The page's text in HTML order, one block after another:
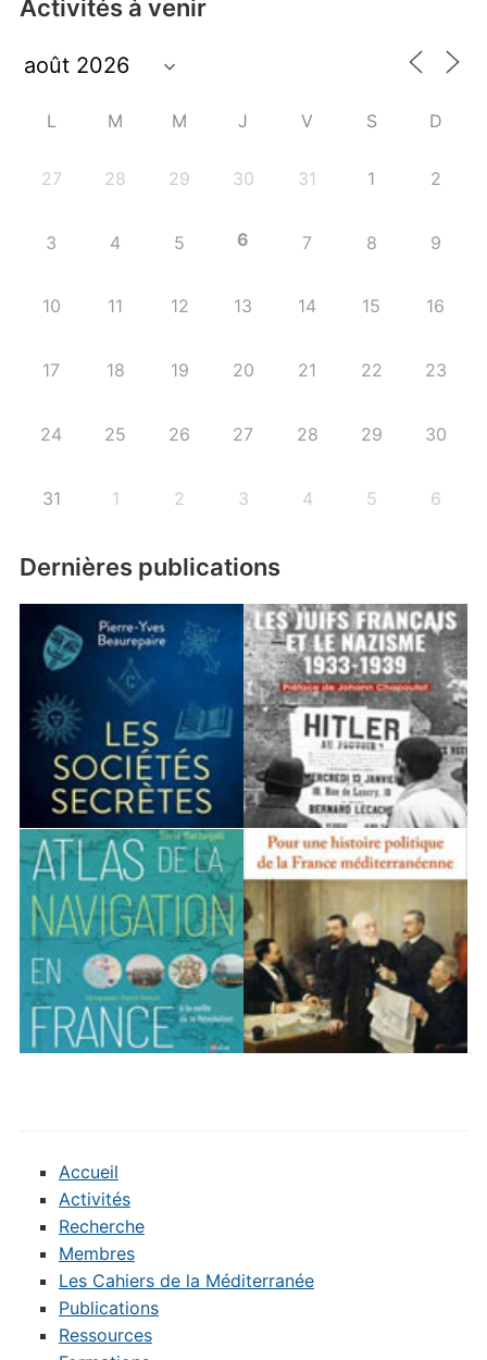
Activités à venir
L M M J V S D
27 28 29 30 31 1 2
3 4 5 6 7 8 9
10 11 12 13 14 15 16
17 18 19 20 21 22 23
24 25 26 27 28 29 30
31 1 2 3 4 5 6
Dernières publications
Accueil
Activités
Recherche
Membres
Les Cahiers de la Méditerranée
Publications
Ressources